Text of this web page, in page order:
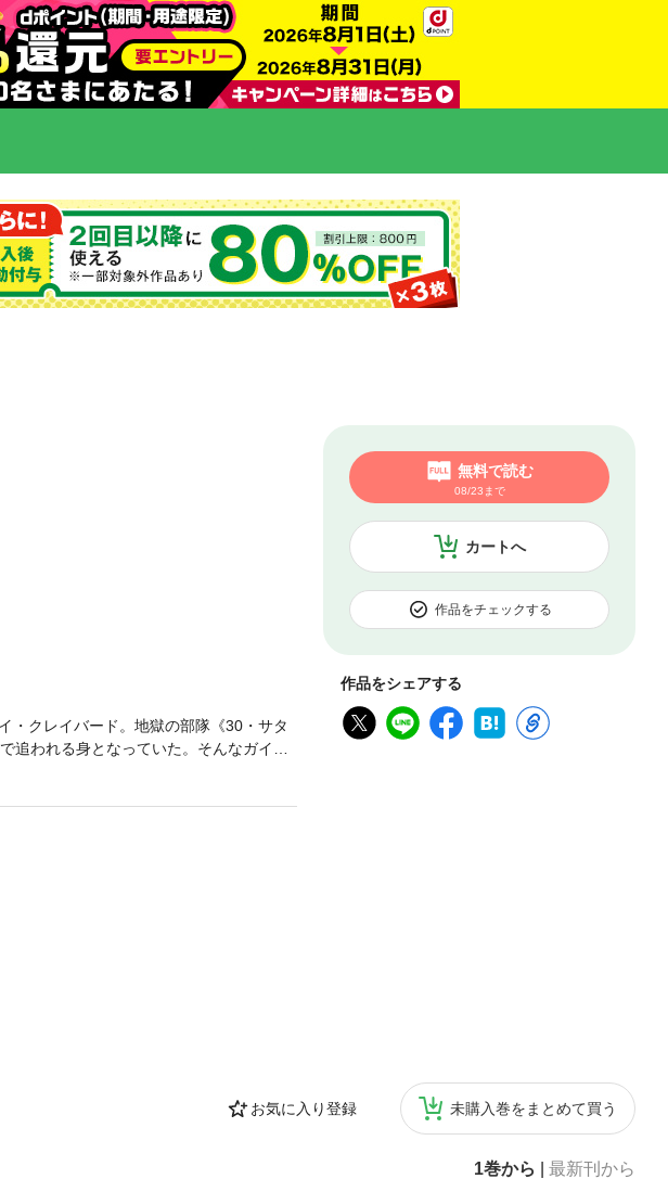
カートへ
無料で読む
08/23まで
作品をチェックする
作品をシェアする
お気に入り登録 未購入巻をまとめて買う
1巻から 最新刊から
・クレイバード。地獄の部隊《30・サタ
追われる身となっていた。そんなガイを
ードであった。雷鳴轟く中、強化バイ
巻（全７巻）！！